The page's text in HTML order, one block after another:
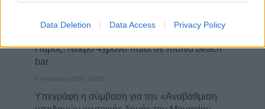
Data Deletion Data Access Privacy Policy
8 Αυγούστου 2026, 20:55
Πάρος: Νεκρό 4χρονο παιδί σε πισίνα beach
bar
8 Αυγούστου 2026, 19:35
Υπεγράφη η σύμβαση για την «Αναβάθμιση